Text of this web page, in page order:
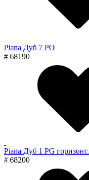
Piana Дуб 7 PO
# 68190
Piana Дуб 1 PG горизонт.
# 68200